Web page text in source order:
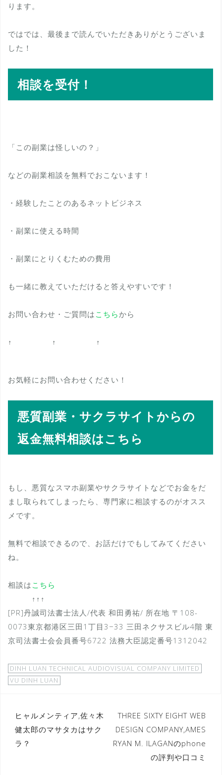
ります。
ではでは、最後まで読んでいただきありがとうございま
した！
相談を受付！
「この副業は怪しいの？」
などの副業相談を無料でおこないます！
・経験したことのあるネットビジネス
・副業に使える時間
・副業にとりくむための費用
も一緒に教えていただけると答えやすいです！
お問い合わせ・ご質問は こちら から
↑ ↑ ↑
お気軽にお問い合わせください！
悪質副業・サクラサイトからの
返金無料相談はこちら
もし、悪質なスマホ副業やサクラサイトなどでお金をだ
まし取られてしまったら、専門家に相談するのがオスス
メです。
無料で相談できるので、お話だけでもしてみてください
ね。
相談は こちら
↑↑↑
[PR]丹誠司法書士法人/代表 和田勇祐/ 所在地 〒108-
0073東京都港区三田1丁目3−33 三田ネクサスビル4階 東
京司法書士会会員番号6722 法務大臣認定番号1312042
DINH LUAN TECHNICAL AUDIOVISUAL COMPANY LIMITED
VU DINH LUAN
投
稿
ナ
ヒャルメンティア,佐々木
健太郎のマサタカはサク
ラ？
THREE SIXTY EIGHT WEB
DESIGN COMPANY,AMES
RYAN M. ILAGANのphone
の評判や口コミ